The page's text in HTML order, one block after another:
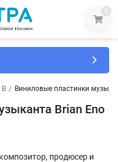
0
B / Виниловые пластинки
Brian Eno
продюсер и